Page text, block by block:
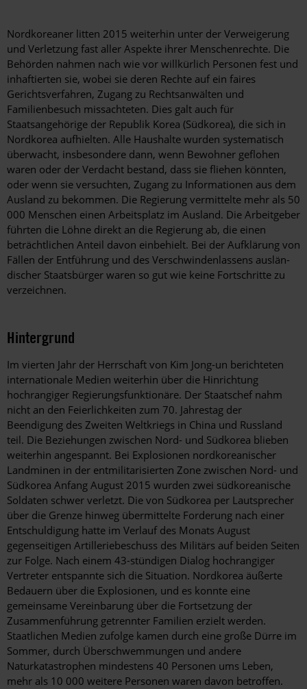
Nordkoreaner litten 2015 weiterhin unter der Verweigerung
und Verletzung fast aller Aspekte ihrer Menschenrechte. Die
Behörden nahmen nach wie vor willkürlich Personen fest und
inhaftierten sie, wobei sie deren Rechte auf ein faires
Gerichtsverfahren, Zugang zu Rechtsanwälten und
Familienbesuch missachteten. Dies galt auch für
Staatsangehörige der Republik Korea (Südkorea), die sich in
Nordkorea aufhielten. Alle Haushalte wurden systematisch
überwacht, insbesondere dann, wenn Bewohner geflohen
waren oder der Verdacht bestand, dass sie fliehen könnten,
oder wenn sie versuchten, Zugang zu Informationen aus dem
Ausland zu bekommen. Die Regierung vermittelte mehr als 50
000 Menschen einen Arbeitsplatz im Ausland. Die Arbeitgeber
führten die Löhne direkt an die Regierung ab, die einen
beträchtlichen Anteil davon einbehielt. Bei der Aufklärung von
Fällen der Entführung und des Verschwindenlassens auslän-
discher Staatsbürger waren so gut wie keine Fortschritte zu
verzeichnen.
Hintergrund
Im vierten Jahr der Herrschaft von Kim Jong-un berichteten
internationale Medien weiterhin über die Hinrichtung
hochrangiger Regierungsfunktionäre. Der Staatschef nahm
nicht an den Feierlichkeiten zum 70. Jahrestag der
Beendigung des Zweiten Weltkriegs in China und Russland
teil. Die Beziehungen zwischen Nord- und Südkorea blieben
weiterhin angespannt. Bei Explosionen nordkoreanischer
Landminen in der entmilitarisierten Zone zwischen Nord- und
Südkorea Anfang August 2015 wurden zwei südkoreanische
Soldaten schwer verletzt. Die von Südkorea per Lautsprecher
über die Grenze hinweg übermittelte Forderung nach einer
Entschuldigung hatte im Verlauf des Monats August
gegenseitigen Artilleriebeschuss des Militärs auf beiden Seiten
zur Folge. Nach einem 43-stündigen Dialog hochrangiger
Vertreter entspannte sich die Situation. Nordkorea äußerte
Bedauern über die Explosionen, und es konnte eine
gemeinsame Vereinbarung über die Fortsetzung der
Zusammenführung getrennter Familien erzielt werden.
Staatlichen Medien zufolge kamen durch eine große Dürre im
Sommer, durch Überschwemmungen und andere
Naturkatastrophen mindestens 40 Personen ums Leben,
mehr als 10 000 weitere Personen waren davon betroffen.